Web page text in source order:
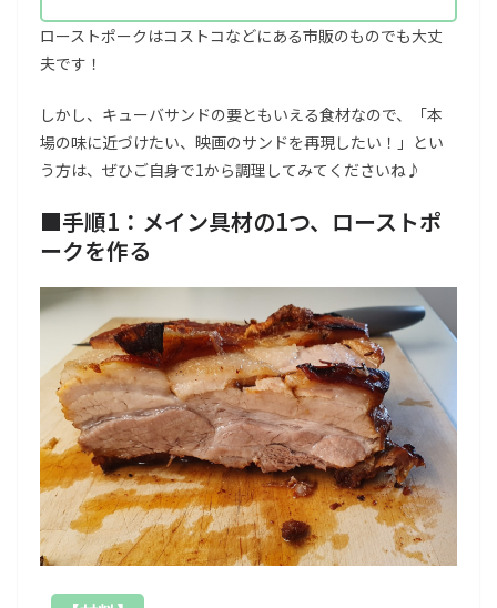
ローストポークはコストコなどにある市販のものでも大丈
夫です！
しかし、キューバサンドの要ともいえる食材なので、「本
場の味に近づけたい、映画のサンドを再現したい！」とい
う方は、ぜひご自身で1から調理してみてくださいね♪
■手順1：メイン具材の1つ、ローストポ
ークを作る